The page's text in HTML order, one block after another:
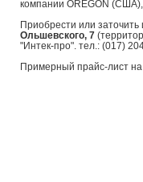
компании OREGON
Приобрести или
Ольшевского, 7
"Интек-про". тел.: (017)
Примерный прайс-лист